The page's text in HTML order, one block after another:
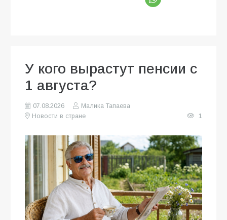
У кого вырастут пенсии с
1 августа?
07.08.2026
Малика Тапаева
Новости в стране
1